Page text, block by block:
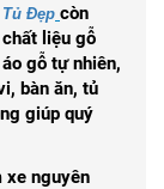
Đẹp còn
liệu gỗ
gỗ tự nhiên,
bàn ăn, tủ
giúp quý
nguyên